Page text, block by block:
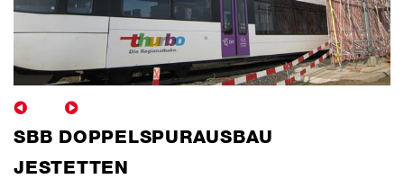
SBB DOPPELSPURAUSBAU
JESTETTEN